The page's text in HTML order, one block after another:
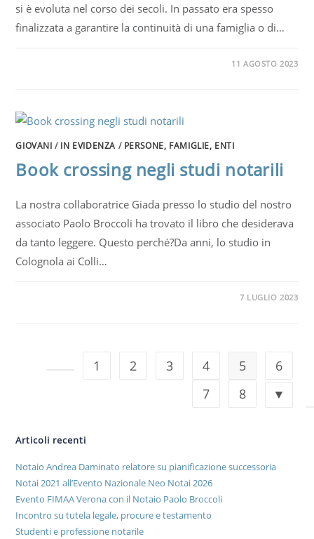
si è evoluta nel corso dei secoli. In passato era spesso
finalizzata a garantire la continuità di una famiglia o di…
11 AGOSTO 2023
GIOVANI / IN EVIDENZA / PERSONE, FAMIGLIE, ENTI
Book crossing negli studi notarili
La nostra collaboratrice Giada presso lo studio del nostro
associato Paolo Broccoli ha trovato il libro che desiderava
da tanto leggere. Questo perché?Da anni, lo studio in
Colognola ai Colli…
7 LUGLIO 2023
1 2 3 4 5
6
7
8
Articoli recenti
Notaio Andrea Daminato relatore su pianificazione successoria
Notai 2021 all’Evento Nazionale Neo Notai 2026
Evento FIMAA Verona con il Notaio Paolo Broccoli
Incontro su tutela legale, procure e testamento
Studenti e professione notarile